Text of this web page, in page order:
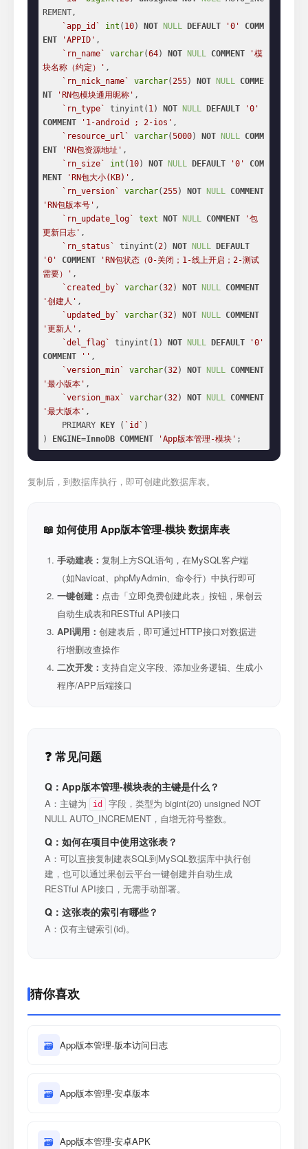
REMENT,
`app_id`
int ( 10) NOT NULL DEFAULT '0'
COMM
ENT
'APPID' ,
`rn_name`
varchar(64) NOT NULL COMMENT
'模
块名称（约定）' ,
`rn_nick_name`
varchar(255) NOT NULL COMME
NT
'RN包模块通用昵称' ,
`rn_type`
tinyint( 1) NOT NULL DEFAULT
'0'
COMMENT
'1-android ; 2-ios' ,
`resource_url`
varchar(5000) NOT NULL COMM
ENT
'RN包资源地址' ,
`rn_size`
int ( 10) NOT NULL DEFAULT '0'
COM
MENT
'RN包大小(KB)' ,
`rn_version`
varchar(255) NOT NULL COMMENT
'RN包版本号' ,
`rn_update_log`
text NOT NULL COMMENT
'包
更新日志' ,
`rn_status`
tinyint(2) NOT NULL
DEFAULT
'0'
COMMENT
'RN包状态（0-关闭；1-线上开启；2-测试
需要）' ,
`created_by`
varchar(32) NOT NULL COMMENT
'创建人' ,
`updated_by`
varchar(32) NOT NULL COMMENT
'更新人' ,
`del_flag`
tinyint( 1) NOT NULL DEFAULT
'0'
COMMENT
'' ,
`version_min`
varchar(32) NOT NULL COMMENT
'最小版本' ,
`version_max`
varchar(32) NOT NULL COMMENT
'最大版本' ,
    PRIMARY
KEY ( `id` )
)
ENGINE=InnoDB COMMENT 'App版本管理-模块' ;
复制后，到数据库执行，即可创建此数据库表。
📖 如何使用 App版本管理-模块 数据库表
手动建表： 复制上方SQL语句，在MySQL客户端
（如Navicat、phpMyAdmin、命令行）中执行即可
一键创建： 点击「立即免费创建此表」按钮，果创云
自动生成表和RESTful API接口
API调用： 创建表后，即可通过HTTP接口对数据进
行增删改查操作
二次开发： 支持自定义字段、添加业务逻辑、生成小
程序/APP后端接口
❓ 常见问题
Q：App版本管理-模块表的主键是什么？
A：主键为 id
字段，类型为 bigint(20) unsigned NOT
NULL AUTO_INCREMENT，自增无符号整数。
Q：如何在项目中使用这张表？
A：可以直接复制建表SQL到MySQL数据库中执行创
建，也可以通过果创云平台一键创建并自动生成
RESTful API接口，无需手动部署。
Q：这张表的索引有哪些？
A：仅有主键索引(id)。
猜你喜欢
🗃 App版本管理-版本访问日志
🗃 App版本管理-安卓版本
🗃 App版本管理-安卓APK